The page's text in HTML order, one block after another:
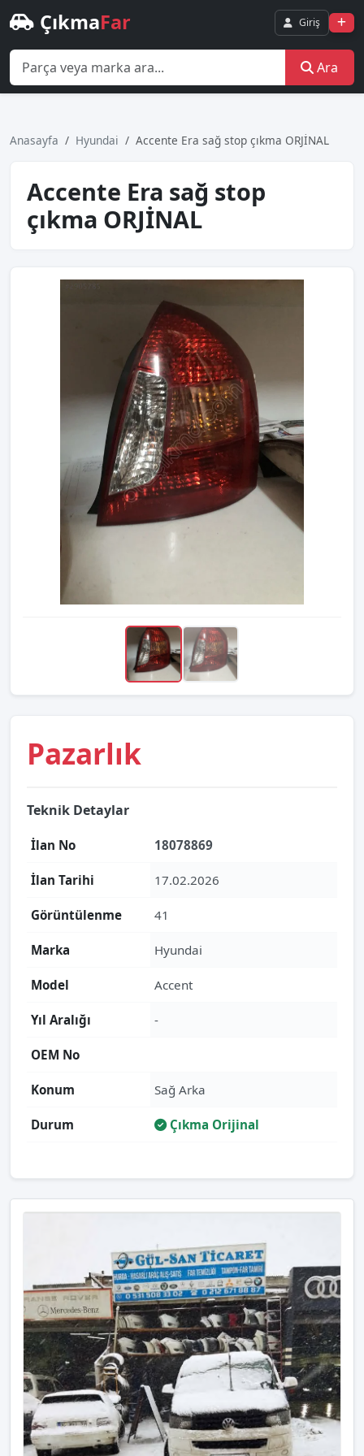
ÇıkmaFar Giriş
Ara
Anasayfa Hyundai Accente Era sağ stop çıkma ORJİNAL
Accente Era sağ stop
çıkma ORJİNAL
Pazarlık
Teknik Detaylar
İlan No 18078869
İlan Tarihi 17.02.2026
Görüntülenme 41
Marka Hyundai
Model Accent
Yıl Aralığı -
OEM No
Konum Sağ Arka
Durum Çıkma Orijinal